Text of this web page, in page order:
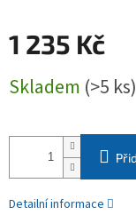
1 235 Kč
cena:
Skladem (>5 ks)
Detailní informace